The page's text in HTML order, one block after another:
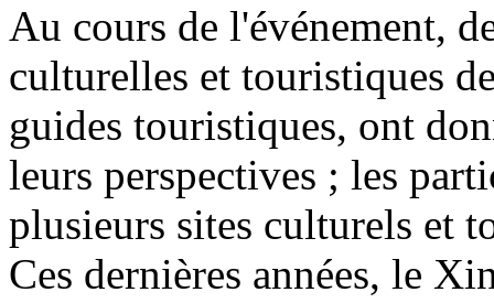
Au cours de l'événement,
culturelles et touristiques
guides touristiques, ont
leurs perspectives ; les
plusieurs sites culturels et
Ces dernières années, le